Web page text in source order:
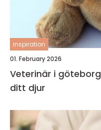
inspiration
01. February 2026
Veterinär i göteborg så väljer du rätt vård för
ditt djur